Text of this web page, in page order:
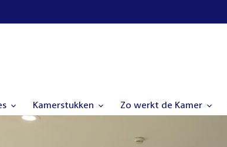
Kamerstukken Zo werkt de Kamer